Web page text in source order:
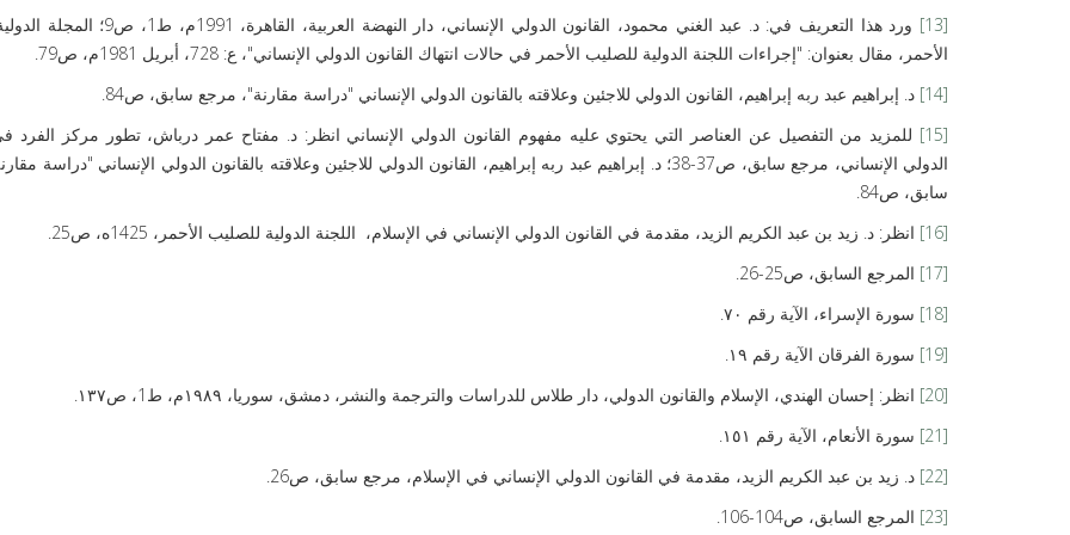
[13]
ورد هذا التعريف في: د. عبد الغني محمود، القانون الدولي الإنساني، دار النهضة
الأحمر، مقال بعنوان: "إجراءات اللجنة الدولية للصليب الأحمر في حالات انتهاك القانون الدولي الإنساني"، ع: 728، أبريل 1981م، ص79.
[14]
د. إبراهيم عبد ربه إبراهيم، القانون الدولي للاجئين وعلاقته بالقانون الدولي الإنساني "دراسة مقارنة"، مرجع سابق، ص84.
[15]
للمزيد من التفصيل عن العناصر التي يحتوي عليه مفهوم القانون الدولي الإنساني انظر: د. مفتاح عمر درباش، تطور مركز الفرد
الدولي الإنساني، مرجع سابق، ص37-38؛ د. إبراهيم عبد ربه إبراهيم، القانون الدولي للاجئين وعلاقته بالقانون الدولي الإنساني "دراسة
سابق، ص84.
[16]
انظر: د. زيد بن عبد الكريم الزيد، مقدمة في القانون الدولي الإنساني في الإسلام، اللجنة الدولية للصليب الأحمر، 1425ه، ص25.
[17]
المرجع السابق، ص25-26.
[18]
سورة الإسراء، الآية رقم ۷۰.
[19]
سورة الفرقان الآية رقم ۱۹.
[20]
انظر: إحسان الهندي، الإسلام والقانون الدولي، دار طلاس للدراسات والترجمة والنشر، دمشق، سوريا، ۱۹۸۹م، ط1، ص۱۳۷.
[21]
سورة الأنعام، الآية رقم ١٥١.
[22]
د. زيد بن عبد الكريم الزيد، مقدمة في القانون الدولي الإنساني في الإسلام، مرجع سابق، ص26.
[23]
المرجع السابق، ص104-106.